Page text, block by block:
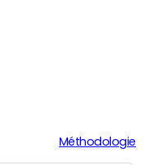
Méthodologie